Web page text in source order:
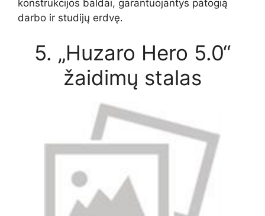
konstrukcijos baldai, garantuojantys patogią
darbo ir studijų erdvę.
5. „Huzaro Hero 5.0“
žaidimų stalas